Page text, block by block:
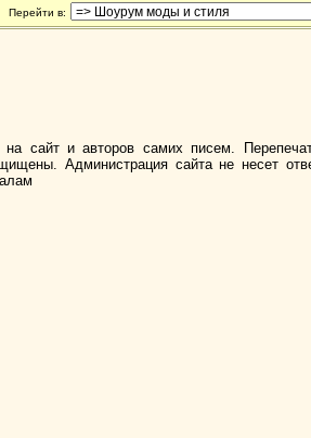
Перейти в:
сайт и авторов самих писем.
Администрация сайта не несет